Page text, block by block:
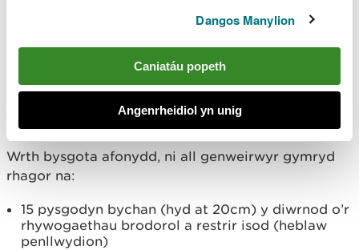
Dangos Manylion
Caniatáu popeth
Angenrheidiol yn unig
gwangod (is-ddeddfau
gwialen a lein
cenedlaethol)
Afonydd
Wrth bysgota afonydd, ni all genweirwyr gymryd
rhagor na:
15 pysgodyn bychan (hyd at 20cm) y diwrnod o’r
rhywogaethau brodorol a restrir isod (heblaw
penllwydion)